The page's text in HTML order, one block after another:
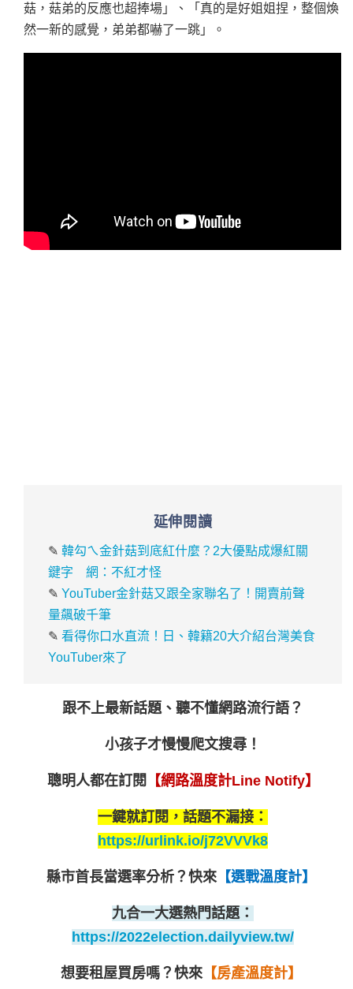
菇，菇弟的反應也超捧場」、「真的是好姐姐捏，整個煥
然一新的感覺，弟弟都嚇了一跳」。
延伸閱讀
✎韓勾ㄟ金針菇到底紅什麼？2大優點成爆紅關
鍵字 網：不紅才怪
✎YouTuber金針菇又跟全家聯名了！開賣前聲
量飆破千筆
✎看得你口水直流！日、韓籍20大介紹台灣美食
YouTuber來了
跟不上最新話題、聽不懂網路流行語？
小孩子才慢慢爬文搜尋！
聰明人都在訂閱 【網路溫度計Line Notify】
一鍵就訂閱，話題不漏接：
https://urlink.io/j72VVVk8
縣市首長當選率分析？ 快來【選戰溫度計】
九合一大選熱門話題：
https://2022election.dailyview.tw/
想要租屋買房嗎？ 快來【房產溫度計】